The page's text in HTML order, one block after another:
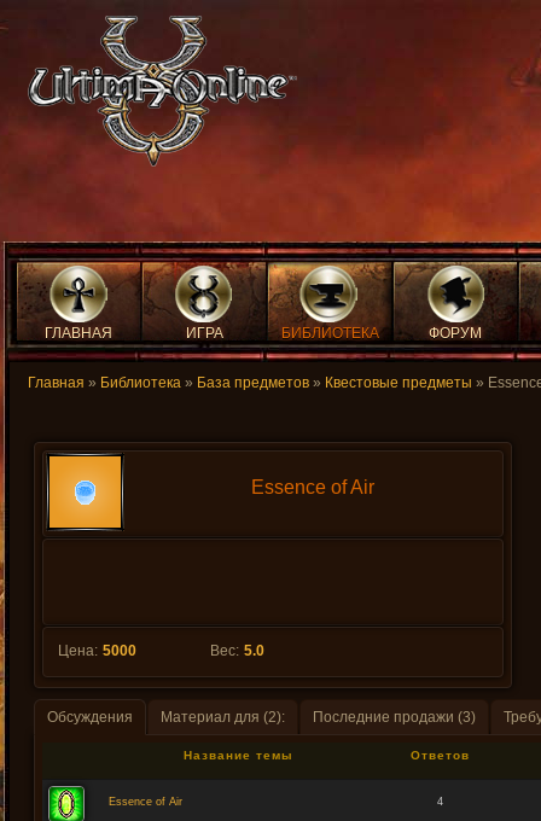
ГЛАВНАЯ ИГРА БИБЛИОТЕКА ФОРУМ
Главная » Библиотека » База предметов » Квестовые предметы »
Essence of Air
Цена: 5000 Вес: 5.0
Обсуждения Материал для (2): Последние продажи (3)
Название темы Ответов
Essence of Air 4